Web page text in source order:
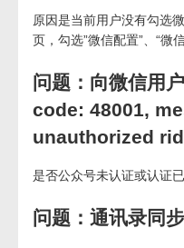
原因是当前用户没有勾选
页，勾选”微信配置”、“微
问题：向微信用
code: 48001,
unauthorized rid
是否公众号未认证或认证
问题：通讯录同